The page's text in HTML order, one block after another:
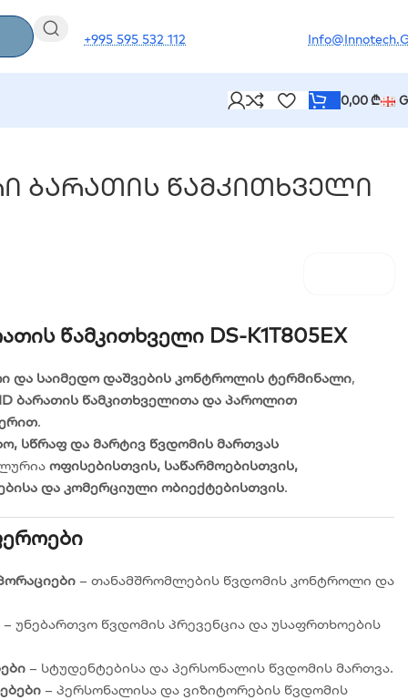
+995 595 532 112
0,00₾
Ბარათის Წამკითხველი
Წამკითხველი DS-K1T805EX
და საიმედო დაშვების კონტროლის ტერმინალი,
ბარათის წამკითხველითა და პაროლით
.
სწრაფ და მარტივ წვდომის მართვას
ოფისებისთვის, საწარმოებისთვის,
და კომერციული ობიექტებისთვის.
– თანამშრომლების წვდომის კონტროლი და
– უნებართვო წვდომის პრევენცია და უსაფრთხოების
– სტუდენტებისა და პერსონალის წვდომის მართვა.
– პერსონალისა და ვიზიტორების წვდომის